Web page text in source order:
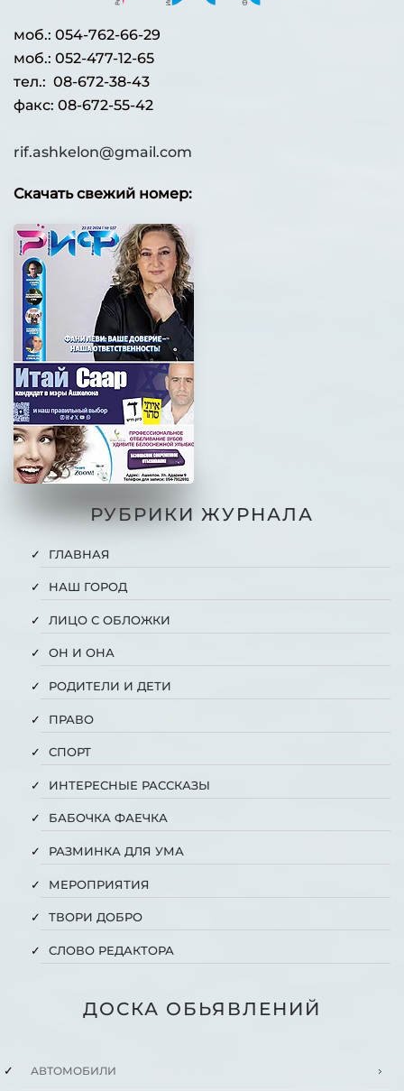
моб.: 054-762-66-29
моб.: 052-477-12-65
тел.: 08-672-38-43
факс: 08-672-55-42
rif.ashkelon@gmail.com
Скачать свежий номер:
РУБРИКИ ЖУРНАЛА
ГЛАВНАЯ
НАШ ГОРОД
ЛИЦО С ОБЛОЖКИ
ОН И ОНА
РОДИТЕЛИ И ДЕТИ
ПРАВО
СПОРТ
ИНТЕРЕСНЫЕ РАССКАЗЫ
БАБОЧКА ФАЕЧКА
РАЗМИНКА ДЛЯ УМА
МЕРОПРИЯТИЯ
ТВОРИ ДОБРО
СЛОВО РЕДАКТОРА
ДОСКА ОБЬЯВЛЕНИЙ
АВТОМОБИЛИ